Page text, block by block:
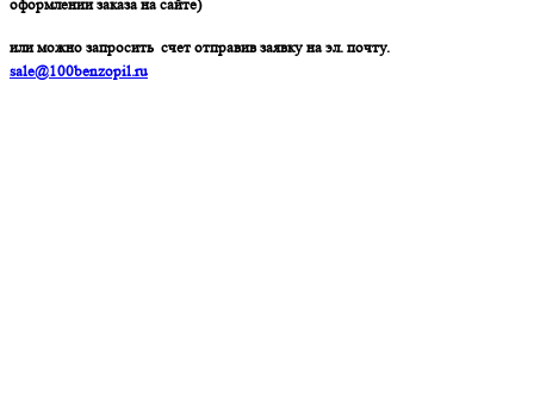
оформлении заказа на сайте)
или можно запросить счет отправив заявку на эл. почту.
sale@100benzopil.ru